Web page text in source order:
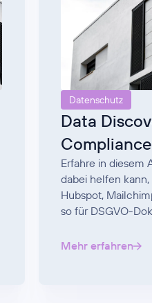
Datenschutz
Data
Compliance
Erfahre in diesem
dabei helfen
Hubspot,
so für DSGVO-
Mehr erfahren